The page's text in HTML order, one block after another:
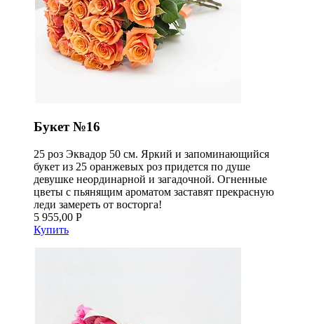
Букет №16
25 роз Эквадор 50 см. Яркий и запоминающийся
букет из 25 оранжевых роз придется по душе
девушке неординарной и загадочной. Огненные
цветы с пьянящим ароматом заставят прекрасную
леди замереть от восторга!
5 955,00 Р
Купить